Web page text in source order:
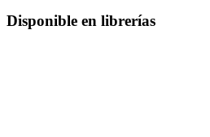
Disponible en librerías